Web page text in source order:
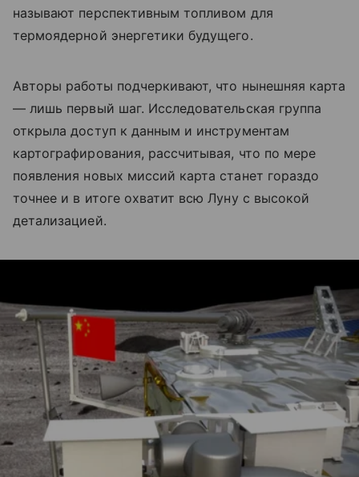
называют перспективным топливом для
термоядерной энергетики будущего.
Авторы работы подчеркивают, что нынешняя карта
— лишь первый шаг. Исследовательская группа
открыла доступ к данным и инструментам
картографирования, рассчитывая, что по мере
появления новых миссий карта станет гораздо
точнее и в итоге охватит всю Луну с высокой
детализацией.